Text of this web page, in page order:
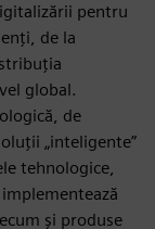
pentru
de la
global.
de
„inteligente”
tehnologice,
și produse